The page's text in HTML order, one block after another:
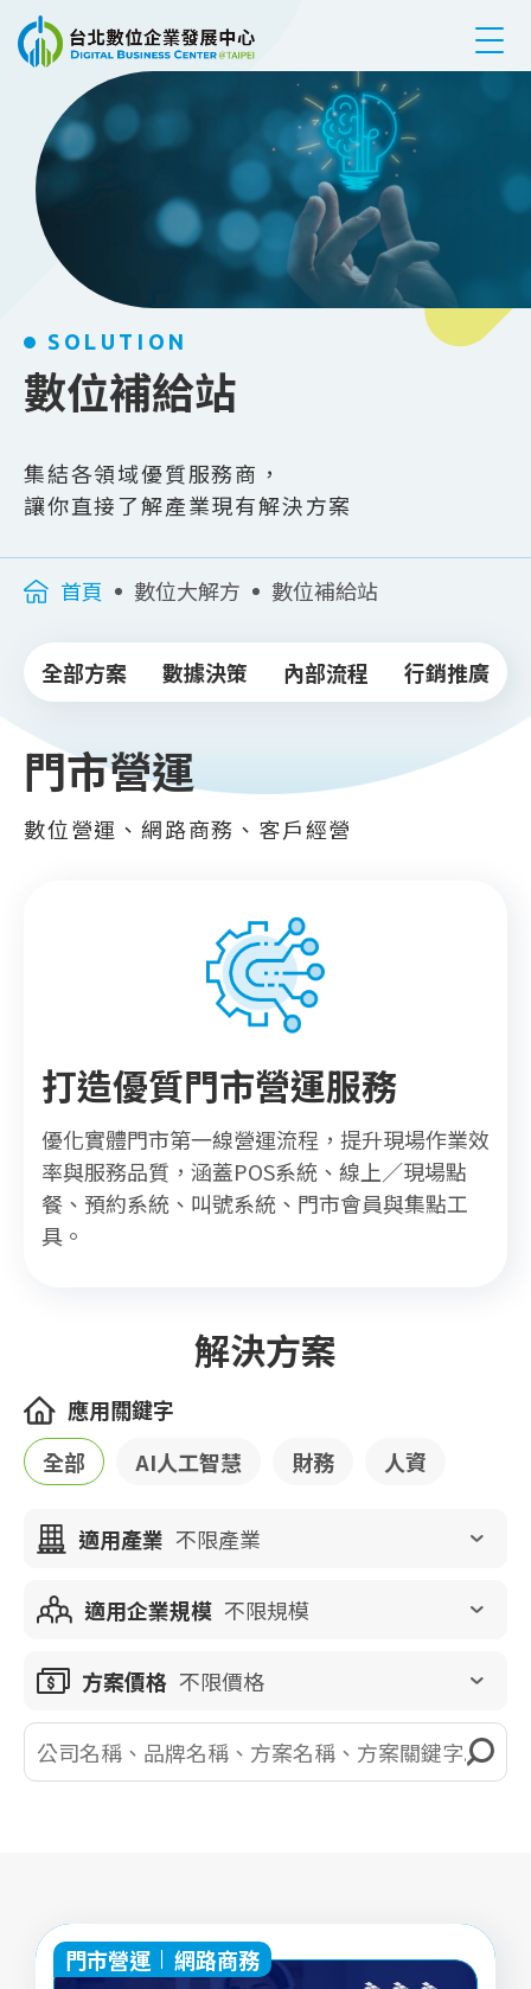
跳到主要內容
SOLUTION
數位補給站
集結各領域優質服務商，
讓你直接了解產業現有解決方案
首頁 數位大解方 數位補給站
全部方案 數據決策 內部流程 行銷推廣
門市營運
數位營運、網路商務、客戶經營
打造優質門市營運服務
優化實體門市第一線營運流程，提升現場作業效
率與服務品質，涵蓋POS系統、線上／現場點
餐、預約系統、叫號系統、門市會員與集點工
具。
解決方案
應用關鍵字
全部
AI人工智慧 財務 人資
適用產業 不限產業
適用企業規模 不限規模
方案價格 不限價格
門市營運 網路商務